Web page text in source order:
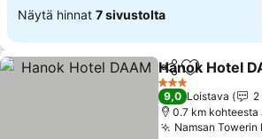
Näytä hinnat 7 sivustolta
Jaa Lisää
Hanok Hotel
3 Tähtiluokitus
9,0 Loistava
2
0.7 km kohteesta
Namsan